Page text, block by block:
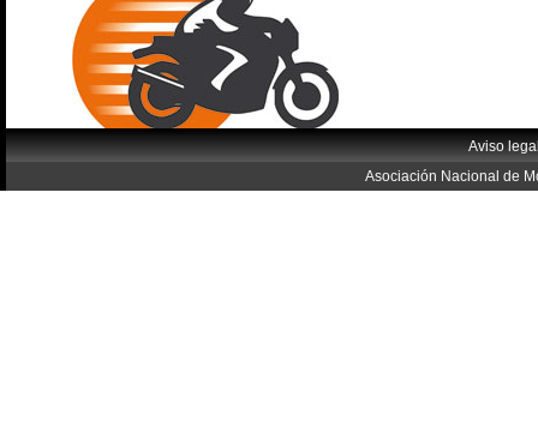
Aviso
Asociación Nacional de